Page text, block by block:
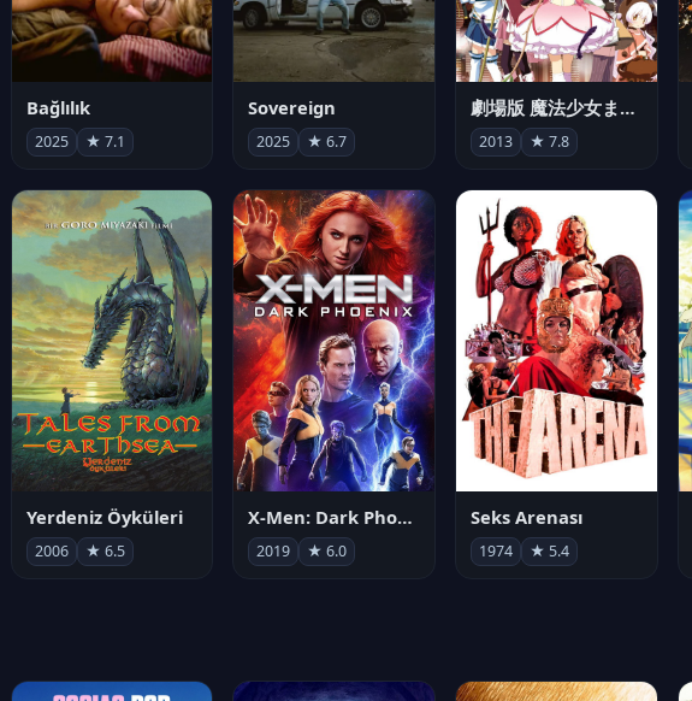
Bağlılık
2025 ★ 7.1
Sovereign
2025 ★ 6.7
劇場版 魔法少女まどか☆マギカ[新編]叛逆の物語
2013 ★ 7.8
Yerdeniz Öyküleri
2006 ★ 6.5
X-Men: Dark Phoenix
2019 ★ 6.0
Seks Arenası
1974 ★ 5.4